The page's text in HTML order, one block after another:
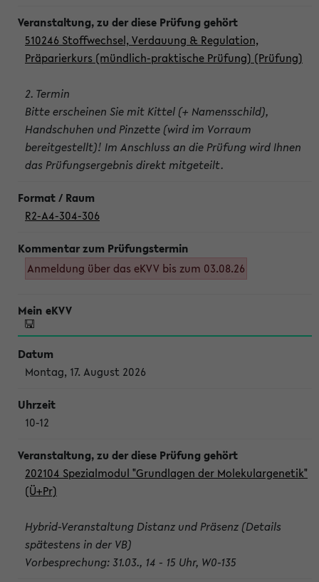
510246 Stoffwechsel, Verdauung & Regulation,
Präparierkurs (mündlich-praktische Prüfung) (Prüfung)
2. Termin
Bitte erscheinen Sie mit Kittel (+ Namensschild),
Handschuhen und Pinzette (wird im Vorraum
bereitgestellt)! Im Anschluss an die Prüfung wird Ihnen
das Prüfungsergebnis direkt mitgeteilt.
R2-A4-304-306
Anmeldung über das eKVV bis zum 03.08.26
Montag, 17. August 2026
10-12
202104 Spezialmodul "Grundlagen der Molekulargenetik"
(Ü+Pr)
Hybrid-Veranstaltung Distanz und Präsenz (Details
spätestens in der VB)
Vorbesprechung: 31.03., 14 - 15 Uhr, W0-135